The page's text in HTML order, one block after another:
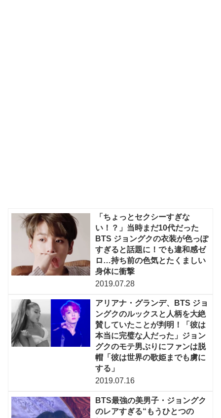
「ちょっとセクシーすぎな
い！？」当時まだ10代だった
BTS ジョングクの衣装が色っぽ
すぎると話題に！でも違和感ゼ
ロ…持ち前の色気とたくましい
身体に衝撃
2019.07.28
アリアナ・グランデ、BTS ジョ
ングクのルックスと人柄を大絶
賛していたことが判明！「彼は
本当に完璧な人だった」ジョン
グクのモテ男ぶりにファンは脱
帽「彼は世界の歌姫までも虜に
する」
2019.07.16
BTS最強の美男子・ジョングク
のレアすぎる“もうひとつの